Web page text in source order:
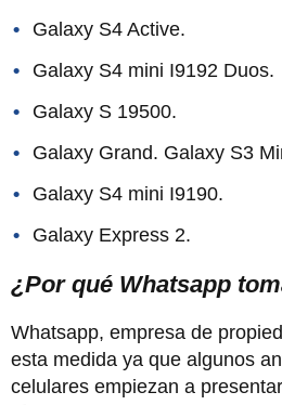
Galaxy S4 Active.
Galaxy S4 mini I9192 Duos.
Galaxy S 19500.
Galaxy Grand. Galaxy S3
Galaxy S4 mini I9190.
Galaxy Express 2.
¿Por qué Whatsapp
Whatsapp, empresa de
esta medida ya que algunos
celulares empiezan a presentar